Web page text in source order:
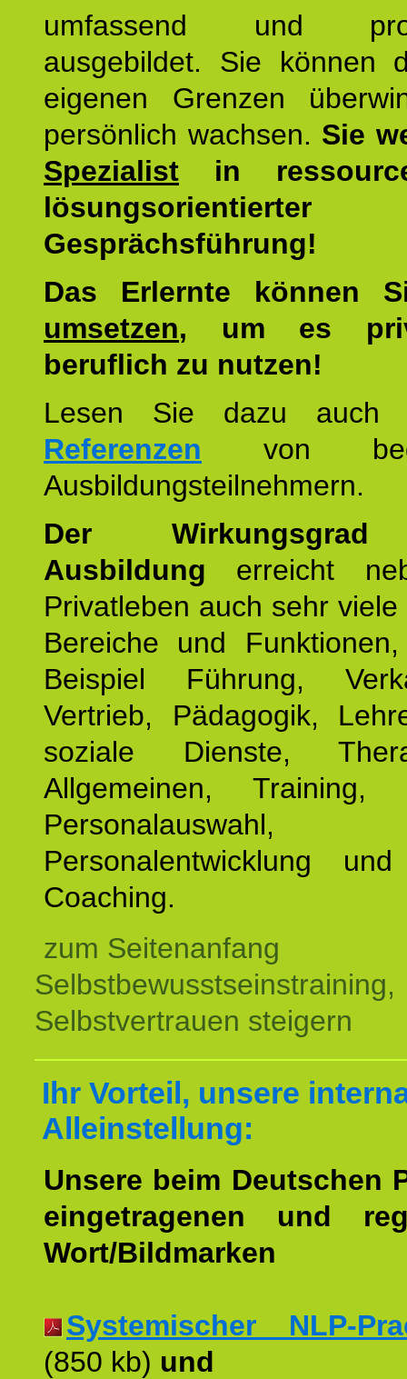
umfassend und
ausgebildet. Sie können
eigenen Grenzen
persönlich wachsen. Sie
Spezialist in
lösungsorientierter
Gesprächsführung!
Das Erlernte können
umsetzen, um es
beruflich zu nutzen!
Lesen Sie dazu
Referenzen von
Ausbildungsteilnehmern.
Der
Ausbildung erreicht
Privatleben auch sehr
Bereiche und
Beispiel Führung,
Vertrieb, Pädagogik,
soziale Dienste,
Allgemeinen, Training,
Personalauswahl,
Personalentwicklung
Coaching.
zum Seitenanfang
Selbstbewusstseinstraining,
Selbstvertrauen steigern
Ihr Vorteil, unsere
Alleinstellung:
Unsere beim Deutschen
eingetragenen und
Wort/Bildmarken
Systemischer NLP-
(850 kb) und